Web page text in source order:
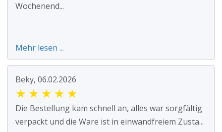
Wochenend...
Mehr lesen ...
Beky, 06.02.2026
★ ★ ★ ★ ★
Die Bestellung kam schnell an, alles war sorgfältig
verpackt und die Ware ist in einwandfreiem Zusta...